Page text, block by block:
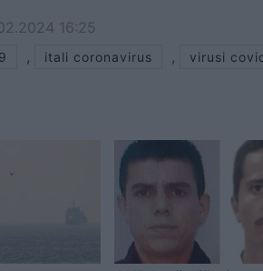
16:25
, itali coronavirus , virusi